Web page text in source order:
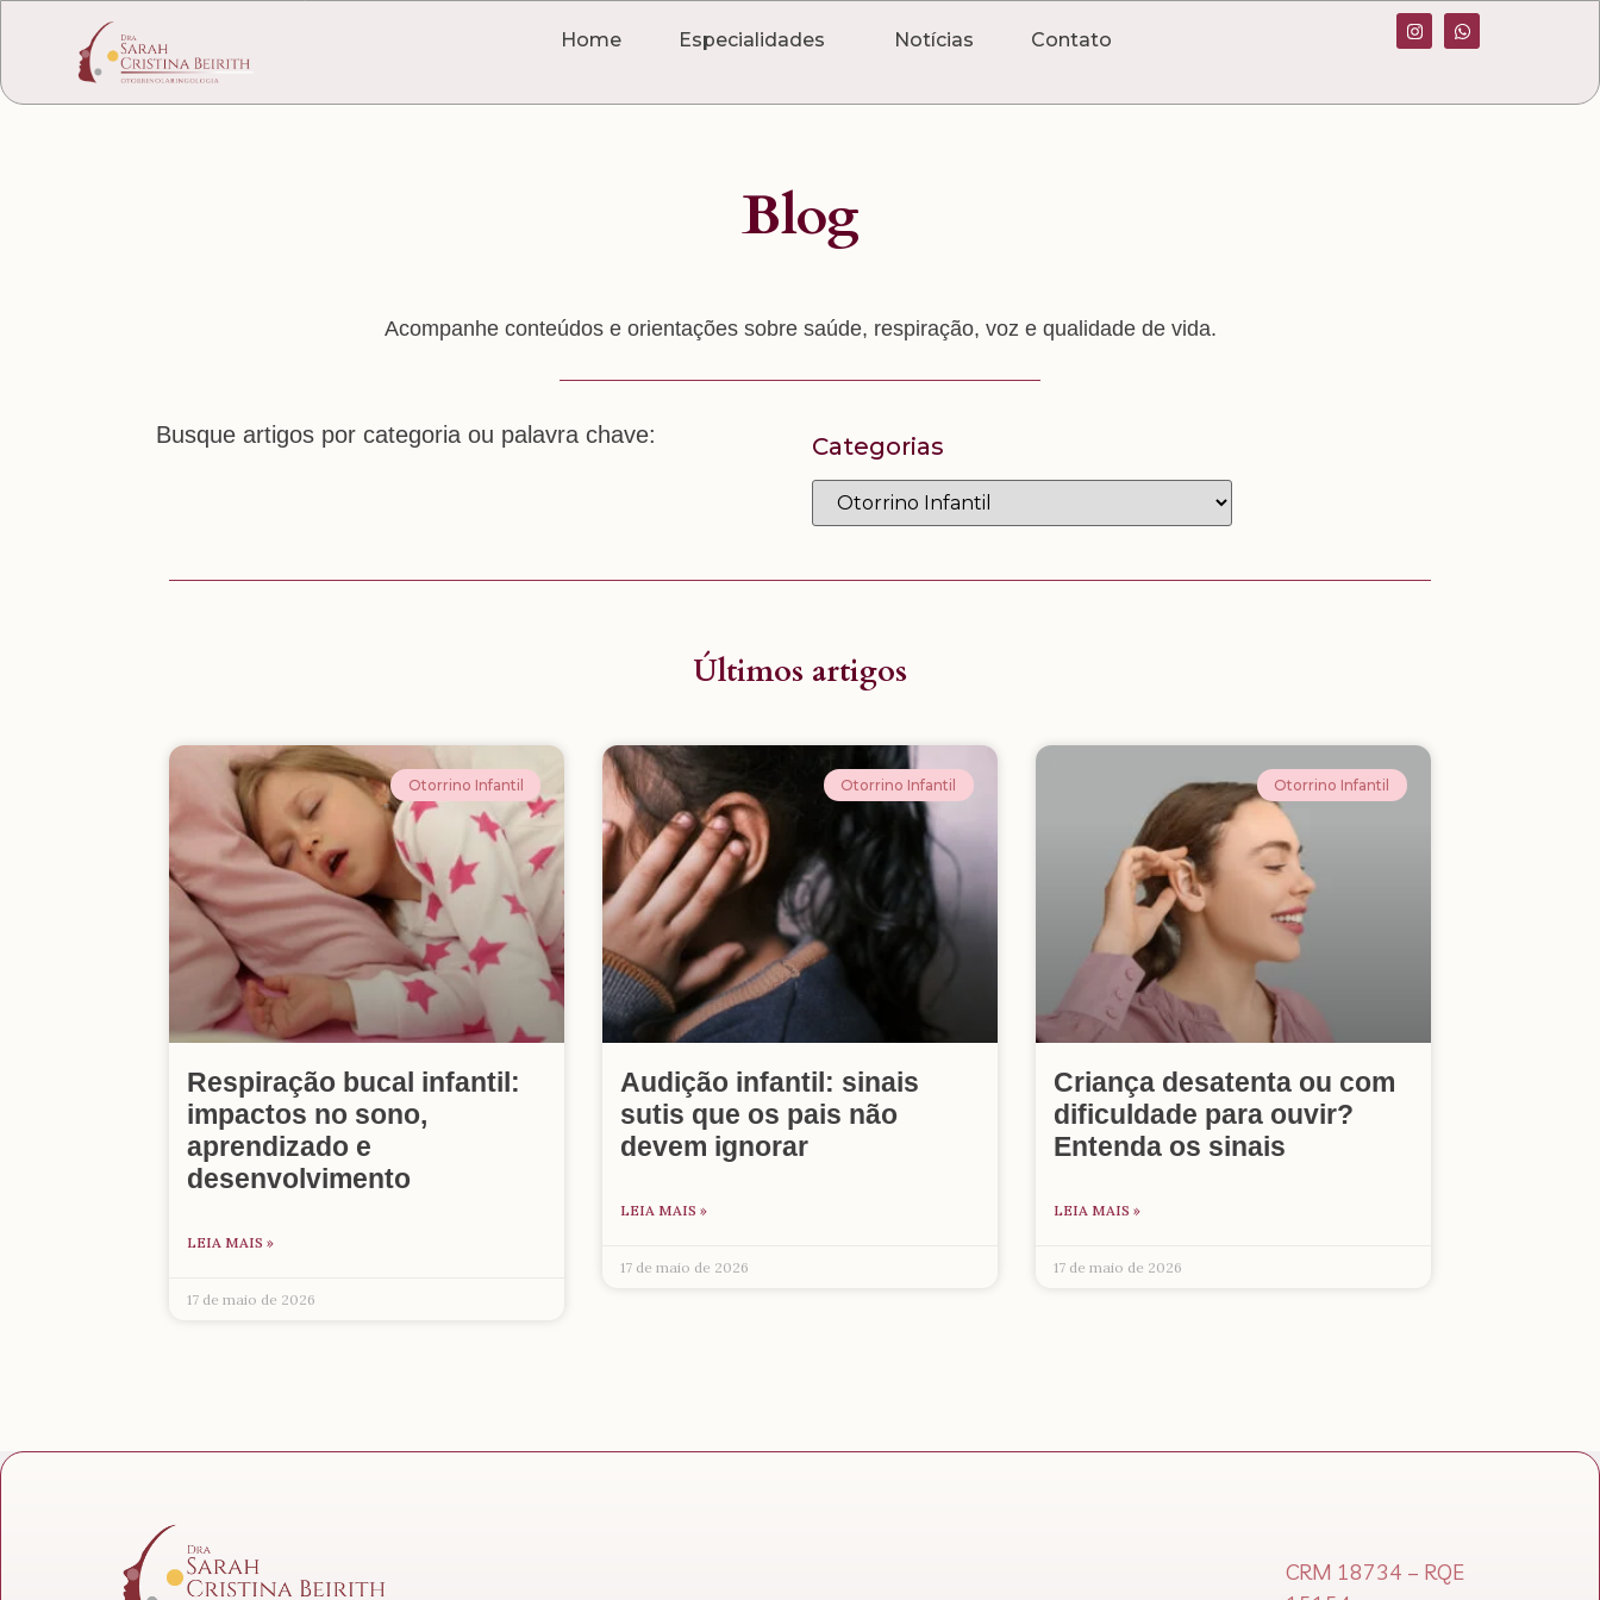
Home Especialidades Notícias Contato
Blog
Acompanhe conteúdos e orientações sobre saúde, respiração, voz e qualidade de vida.
Busque artigos por categoria ou palavra chave: Categorias
Últimos artigos
Otorrino Infantil
Respiração bucal infantil:
impactos no sono,
aprendizado e
desenvolvimento
LEIA MAIS »
17 de maio de 2026
Otorrino Infantil
Audição infantil: sinais
sutis que os pais não
devem ignorar
LEIA MAIS »
17 de maio de 2026
Otorrino Infantil
Criança desatenta ou com
dificuldade para ouvir?
Entenda os sinais
LEIA MAIS »
17 de maio de 2026
CRM 18734 – RQE